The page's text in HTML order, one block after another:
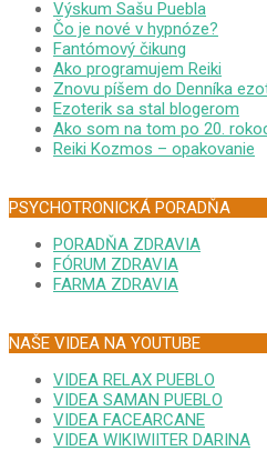
Výskum Sašu Puebla
Čo je nové v hypnóze?
Fantómový čikung
Ako programujem Reiki
Znovu píšem do Denníka
Ezoterik sa stal blogerom
Ako som na tom po 20.
Reiki Kozmos – opakovanie
PSYCHOTRONICKÁ PORADŇA
PORADŇA ZDRAVIA
FÓRUM ZDRAVIA
FARMA ZDRAVIA
NAŠE VIDEA NA YOUTUBE
VIDEA RELAX PUEBLO
VIDEA SAMAN PUEBLO
VIDEA FACEARCANE
VIDEA WIKIWIITER DARINA